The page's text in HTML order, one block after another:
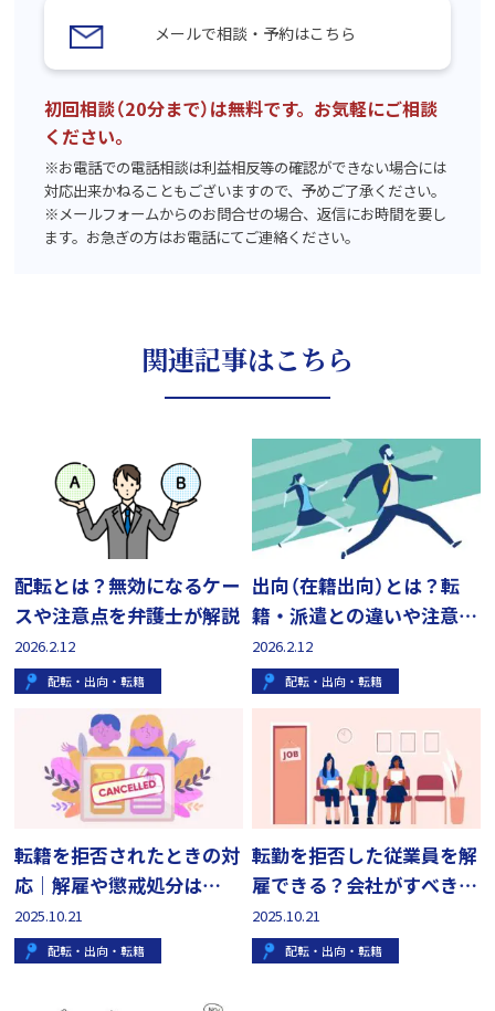
メールで相談・予約はこちら
初回相談（20分まで）は無料です。お気軽にご相談
ください。
※お電話での電話相談は利益相反等の確認ができない場合には
対応出来かねることもございますので、予めご了承ください。
※メールフォームからのお問合せの場合、返信にお時間を要し
ます。お急ぎの方はお電話にてご連絡ください。
関連記事はこちら
配転とは？無効になるケー
スや注意点を弁護士が解説
2026.2.12
配転・出向・転籍
出向（在籍出向）とは？転
籍・派遣との違いや注意点
を解説
2026.2.12
配転・出向・転籍
転籍を拒否されたときの対
応｜解雇や懲戒処分は
NG！
2025.10.21
配転・出向・転籍
転勤を拒否した従業員を解
雇できる？会社がすべき対
応を弁護士が解説
2025.10.21
配転・出向・転籍